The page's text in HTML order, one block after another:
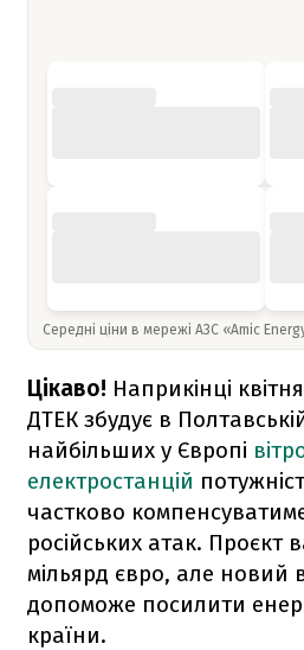
Середні ціни в мережі АЗС «Amic
Цікаво! Наприкінці
ДТЕК збудує в
найбільших у Європі
електростанцій
частково
російських атак. Проєкт
мільярд євро, але новий
допоможе посилити
країни.